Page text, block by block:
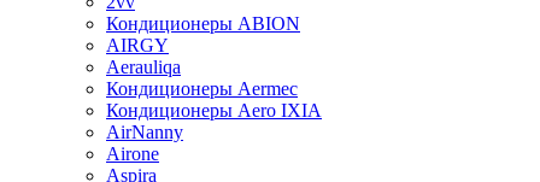
Кондиционеры ABION
AIRGY
Aerauliqa
Кондиционеры Aermec
Кондиционеры Aero IXIA
AirNanny
Airone
Aspira